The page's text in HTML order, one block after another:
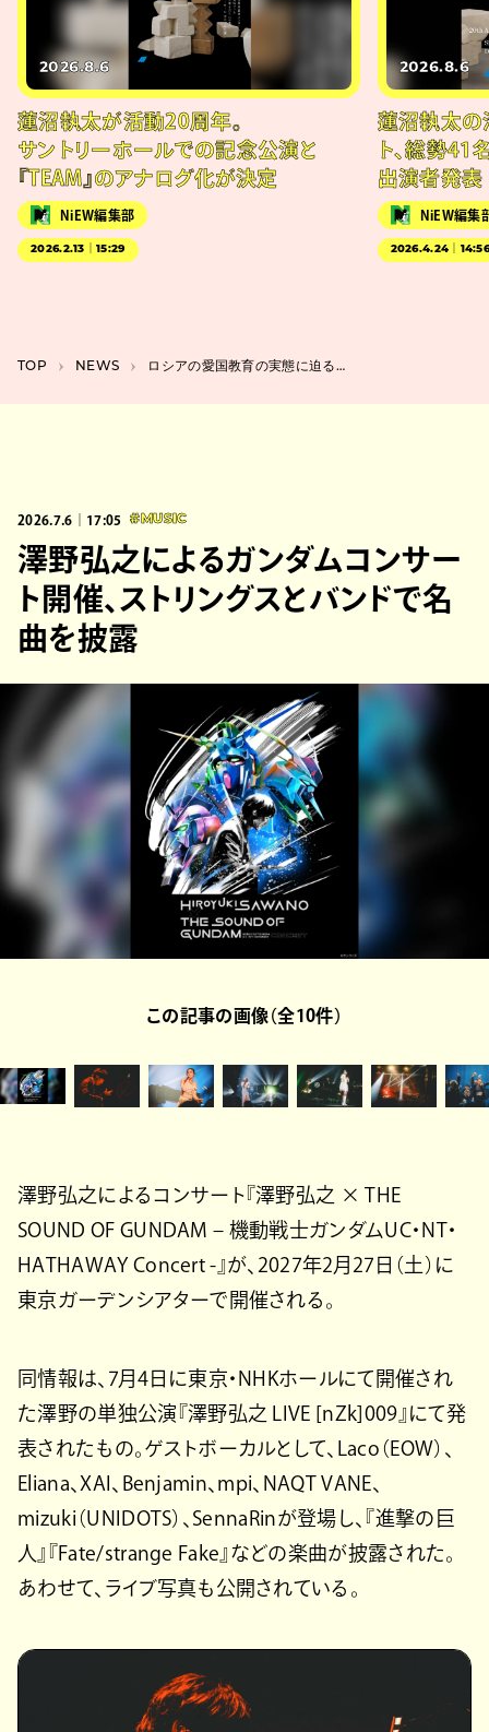
2026.8.6
蓮沼執太が活動20周年。
サントリーホールでの記念公演と
『TEAM』のアナログ化が決定
NiEW編集部
2026.2.13｜15:29
2026.8.6
蓮沼執太の
ト、総勢41
出演者発表
NiEW編集
2026.4.24｜
TOP NEWS ロシアの愛国教育の実態に迫る、映画『プーチンの愛国教室』日本公開
2026.7.6｜17:05 #MUSIC
澤野弘之によるガンダムコンサー
ト開催、ストリングスとバンドで名
曲を披露
この記事の画像（全10件）
澤野弘之によるコンサート『澤野弘之 × THE
SOUND OF GUNDAM – 機動戦士ガンダムUC・NT・
HATHAWAY Concert -』が、2027年2月27日（土）に
東京ガーデンシアターで開催される。
同情報は、7月4日に東京・NHKホールにて開催され
た澤野の単独公演『澤野弘之 LIVE [nZk]009』にて発
表されたもの。ゲストボーカルとして、Laco（EOW）、
Eliana、XAI、Benjamin、mpi、NAQT VANE、
mizuki（UNIDOTS）、SennaRinが登場し、『進撃の巨
人』『Fate/strange Fake』などの楽曲が披露された。
あわせて、ライブ写真も公開されている。